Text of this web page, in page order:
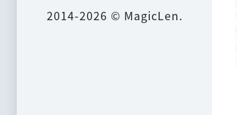
2014-2026 © MagicLen.